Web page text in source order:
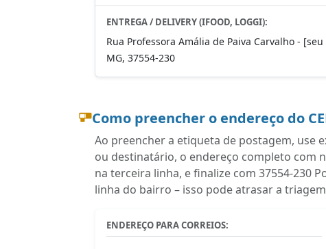
ENTREGA / DELIVERY (IFOOD, LOGGI):
Rua Professora Amália de Paiva Carvalho -
MG, 37554-230
Como preencher o endereço do
Ao preencher a etiqueta de postagem, use
ou destinatário, o endereço completo com
na terceira linha, e finalize com 37554-230
linha do bairro – isso pode atrasar a
ENDEREÇO PARA CORREIOS: